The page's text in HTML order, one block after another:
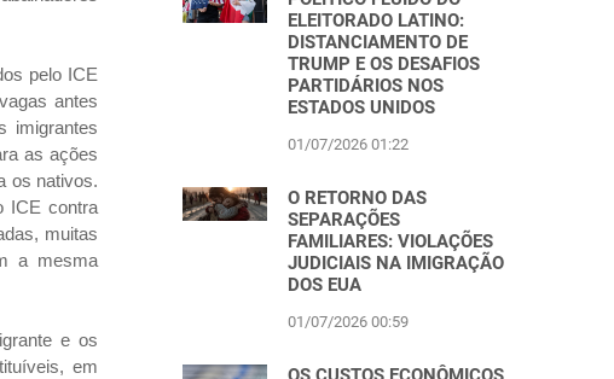
pelo ICE
antes
imigrantes
as ações
os nativos.
ICE contra
muitas
a mesma
e os
em
ELEITORADO LATINO:
DISTANCIAMENTO DE
TRUMP E OS DESAFIOS
PARTIDÁRIOS NOS
ESTADOS UNIDOS
01/07/2026 01:22
O RETORNO DAS
SEPARAÇÕES
FAMILIARES: VIOLAÇÕES
JUDICIAIS NA IMIGRAÇÃO
DOS EUA
01/07/2026 00:59